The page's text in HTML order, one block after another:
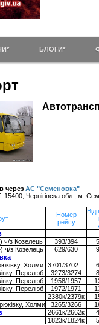
БЛОГИ*
через АС "Семеновка"
15400, Чернігівска обл., м.
Номер
рейсу
з Козелець
393/394
ч/з Козелець
629/630
Холми 3701/3702
Перелюб
3273/3274
Перелюб
1958/1957
Перелюб
1972/1971
2380к/2379к
Холми
3265/3266
2661к/2662к
1823к/1824к